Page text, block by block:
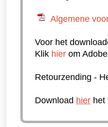
Algemene
Voor het
Klik hier om
Retourzending -
Download hier het